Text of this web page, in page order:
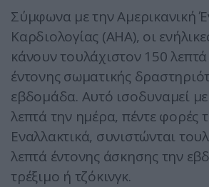
Σύμφωνα με την Αμερικανική
Καρδιολογίας (AHA), οι
κάνουν τουλάχιστον 150
έντονης σωματικής
εβδομάδα. Αυτό ισοδυναμεί
λεπτά την ημέρα, πέντε φορές
Εναλλακτικά, συνιστώνται
λεπτά έντονης άσκησης την
τρέξιμο ή τζόκινγκ.